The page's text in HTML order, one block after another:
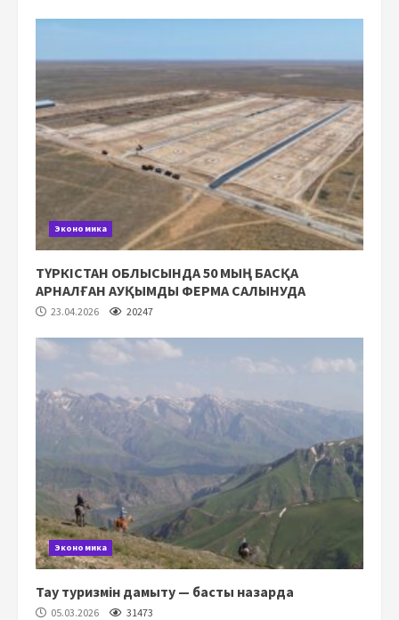
Экономика
ТҮРКІСТАН ОБЛЫСЫНДА 50 МЫҢ БАСҚА
АРНАЛҒАН АУҚЫМДЫ ФЕРМА САЛЫНУДА
23.04.2026 20247
Экономика
Тау туризмін дамыту — басты назарда
05.03.2026 31473